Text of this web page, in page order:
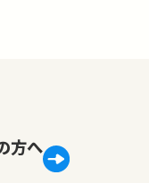
方へ